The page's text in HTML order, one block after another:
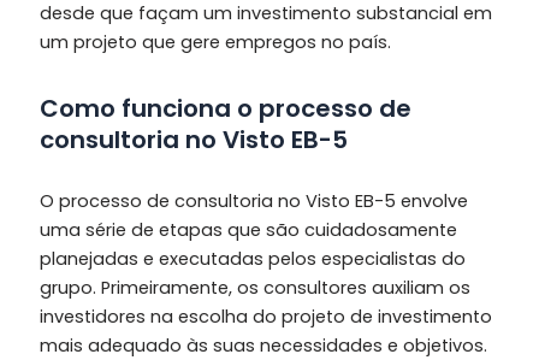
desde que façam um investimento substancial em
um projeto que gere empregos no país.
Como funciona o processo de
consultoria no Visto EB-5
O processo de consultoria no Visto EB-5 envolve
uma série de etapas que são cuidadosamente
planejadas e executadas pelos especialistas do
grupo. Primeiramente, os consultores auxiliam os
investidores na escolha do projeto de investimento
mais adequado às suas necessidades e objetivos.